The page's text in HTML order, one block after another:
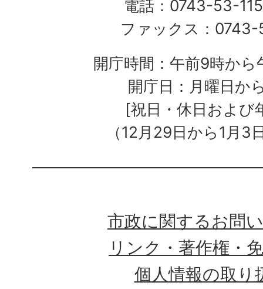
電話：0743-53-
ファックス：
開庁時間：午前9時か
開庁日：月曜日か
[祝日・休日および
（12月29日から1月3
市政に関するお問
リンク・著作権・
個人情報の取り